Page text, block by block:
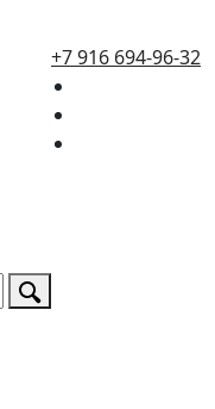
+7 916 694-96-32